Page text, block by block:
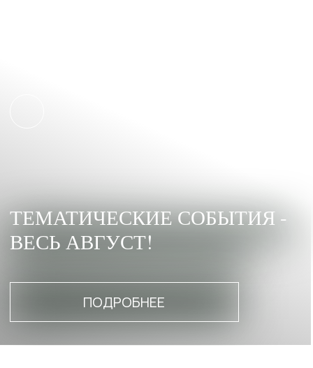
БЕЗЛИМИТ В БАССЕЙНАХ